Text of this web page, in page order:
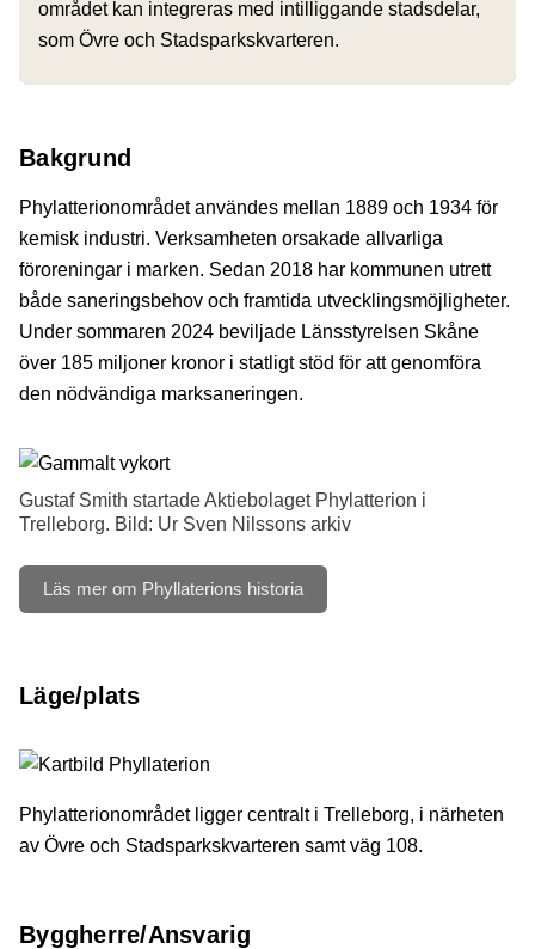
området kan integreras med intilliggande stadsdelar,
som Övre och Stadsparkskvarteren.
Bakgrund
Phylatterionområdet användes mellan 1889 och 1934 för
kemisk industri. Verksamheten orsakade allvarliga
föroreningar i marken. Sedan 2018 har kommunen utrett
både saneringsbehov och framtida utvecklingsmöjligheter.
Under sommaren 2024 beviljade Länsstyrelsen Skåne
över 185 miljoner kronor i statligt stöd för att genomföra
den nödvändiga marksaneringen.
Gustaf Smith startade Aktiebolaget Phylatterion i
Trelleborg. Bild: Ur Sven Nilssons arkiv
Läs mer om Phyllaterions historia
Läge/plats
Phylatterionområdet ligger centralt i Trelleborg, i närheten
av Övre och Stadsparkskvarteren samt väg 108.
Byggherre/Ansvarig